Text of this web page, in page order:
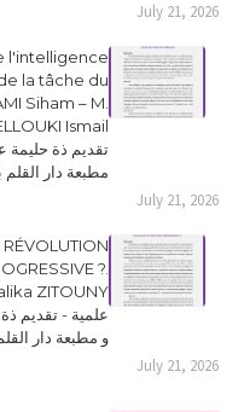
July 21, 2026
l'intelligence
la tâche du
Siham – M.
تقديم ذة حليمة
مطبعة دار القلم
July 21, 2026
RÉVOLUTION
?.
علمية - تقديم
و مطبعة دار
July 21, 2026